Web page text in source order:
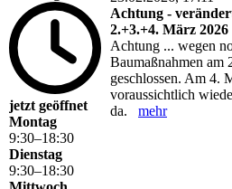
jetzt geöffnet
Montag
9:30–18:30
Dienstag
9:30–18:30
Achtung -
2.+3.+4. März 2026
Achtung ... wegen
Baumaßnahmen am
geschlossen. Am 4.
voraussichtlich
da. mehr